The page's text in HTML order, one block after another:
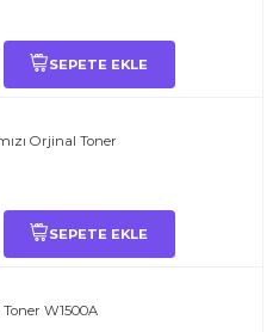
SEPETE EKLE
Orjinal Toner
SEPETE EKLE
W1500A